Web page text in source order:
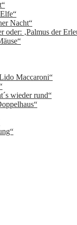
Nacht“
‚Palmus der
Maccaroni“
wieder rund“